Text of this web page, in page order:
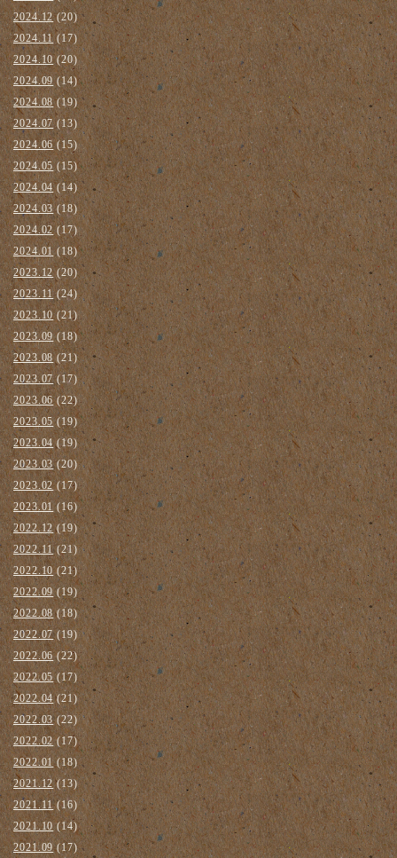
2024.12(20)
2024.11(17)
2024.10(20)
2024.09 (14)
2024.08(19)
2024.07 (13)
2024.06(15)
2024.05 (15)
2024.04(14)
2024.03(18)
2024.02(17)
2024.01 (18)
2023.12(20)
2023.11(24)
2023.10(21)
2023.09 (18)
2023.08(21)
2023.07(17)
2023.06(22)
2023.05(19)
2023.04(19)
2023.03(20)
2023.02(17)
2023.01 (16)
2022.12 (19)
2022.11(21)
2022.10(21)
2022.09(19)
2022.08 (18)
2022.07(19)
2022.06 (22)
2022.05 (17)
2022.04(21)
2022.03(22)
2022.02 (17)
2022.01(18)
2021.12(13)
2021.11(16)
2021.10 (14)
2021.09(17)